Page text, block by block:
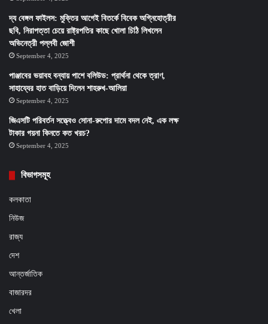
দ্য বেঙ্গল ফাইলস: মুক্তির আগেই বিতর্কে বিবেক অগ্নিহোত্রীর
ছবি, নিরাপত্তা চেয়ে রাষ্ট্রপতির কাছে খোলা চিঠি লিখলেন
অভিনেত্রী পল্লবী জোশী
September 4, 2025
পাঞ্জাবের ভয়াবহ বন্যায় পাশে বলিউড: প্রার্থনা থেকে ত্রাণ,
সাহায্যের হাত বাড়িয়ে দিলেন শাহরুখ-আলিয়া
September 4, 2025
জিএসটি পরিবর্তন সত্ত্বেও সোনা-রুপোর দামে বদল নেই, এক লক্ষ
টাকার গয়না কিনতে কত খরচ?
September 4, 2025
বিভাগসমূহ
কলকাতা
নিউজ
রাজ্য
দেশ
আন্তর্জাতিক
বাজারদর
খেলা